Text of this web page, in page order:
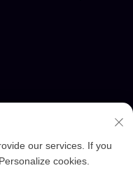
our services. If you
cookies.